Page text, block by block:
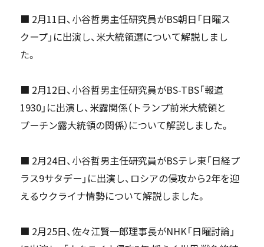
■ 2月11日、小谷哲男主任研究員がBS朝日「日曜ス
クープ」に出演し、米大統領選について解説しまし
た。
■ 2月12日、小谷哲男主任研究員がBS-TBS「報道
1930」に出演し、米露関係（トランプ前米大統領と
プーチン露大統領の関係）について解説しました。
■ 2月24日、小谷哲男主任研究員がBSテレ東「日経プ
ラス9サタデー」に出演し、ロシアの侵攻から2年を迎
えるウクライナ情勢について解説しました。
■ 2月25日、佐々江賢一郎理事長がNHK「日曜討論」